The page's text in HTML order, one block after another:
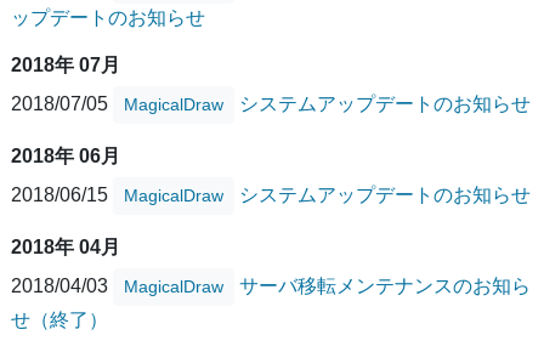
ップデートのお知らせ
2018年 07月
2018/07/05
MagicalDraw システムアップデートのお知らせ
2018年 06月
2018/06/15
MagicalDraw システムアップデートのお知らせ
2018年 04月
2018/04/03
MagicalDraw
サーバ移転メンテナンスのお知ら
せ（終了）